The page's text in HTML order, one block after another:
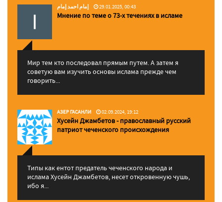
إمام احمد إمام 29.01.2025, 00:43
Мнение по теме о 73-х течениях в исламе
Мир тем кто последовал прямым путем. А затем я
советую вам изучить основы ислама прежде чем
говорить...
АЗЕР ГАСАНЛИ 02.09.2024, 19:12
Хусейн Джамбетов - православный русский
патриот чеченского происхождения
Типы как ентот предатель чеченского народа и
ислама Хусейн Джамбетов, несет откровенную чушь,
ибо я...